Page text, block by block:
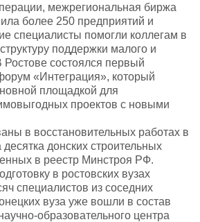
межрегиональная биржа
более 250 предприятий и
специалисты помогли коллегам в
поддержки малого и
Ростове состоялся первый
«Интеграция», который
площадкой для
проектов с новыми
в восстановительных работах в
донских строительных
в реестр Минстроя РФ.
в ростовских вузах
специалистов из соседних
вуза уже вошли в состав
образовательного центра